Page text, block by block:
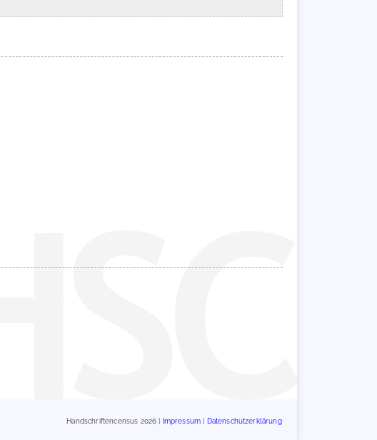
Handschriftencensus 2026 | Impressum Datenschutzerklärung